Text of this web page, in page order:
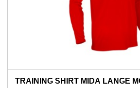
TRAINING SHIRT MIDA LANGE